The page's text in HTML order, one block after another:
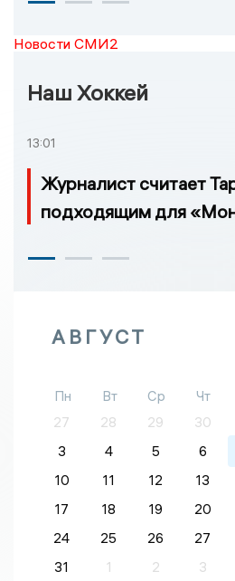
Новости СМИ2
Наш Хоккей
13:01
Журналист считает
подходящим для
АВГУСТ
Пн Вт Ср Чт
27
28 29 30
3
4 5 6
10
11 12 13
17
18 19 20
24
25 26 27
31
1 2 3